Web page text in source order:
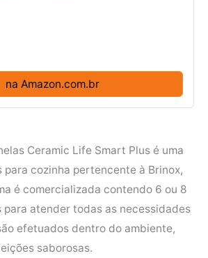
na Amazon.com.br
Ceramic Life Smart Plus é uma
para cozinha pertencente à Brinox,
é comercializada contendo 6 ou 8
para atender todas as necessidades
efetuados dentro do ambiente,
saborosas.